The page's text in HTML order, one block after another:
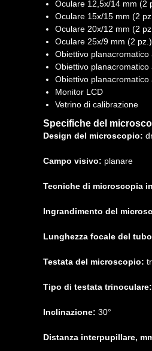
Oculare 12,5x/14 mm (2
Oculare 15x/15 mm (2
Oculare 20x/12 mm (2
Oculare 25x/9 mm (2 pz.)
Obiettivo planacromatico
Obiettivo planacromatico
Obiettivo planacromatico
Monitor LCD
Vetrino di calibrazione
Specifiche del
Design del microscopio:
Campo visivo: planare
Tecniche di microscopia
Ingrandimento del
Lunghezza focale del
Testata del microscopio:
Tipo di testata trinoculare:
Inclinazione: 30°
Distanza interpupillare,